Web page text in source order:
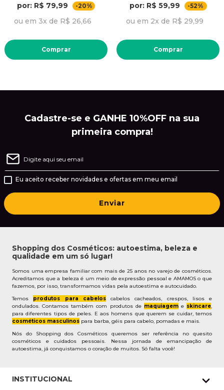
por: R$ 79,99
-20%
ou em 3x de R$ 26,66
Comprar
por: R$ 59,99
-52%
ou em 2x de R$ 29,99
Comprar
Cadastre-se e GANHE 10%OFF na sua
primeira compra!
Eu aceito receber novidades e ofertas em meu email
Enviar
Shopping dos Cosméticos: autoestima, beleza e
qualidade em um só lugar!
Somos uma empresa familiar com mais de 25 anos no varejo de cosméticos.
Acreditamos que a beleza é um meio de expressão pessoal e AMAMOS o que
fazemos, por isso, transformamos vidas pela autoestima e autocuidado.
Temos produtos para cabeloscabelos cacheados, crespos, lisos e
ondulados. Contamos também com produtos de maquiageme skincare,
para diferentes tipos de peles. E aos homens que querem se cuidar, temos
cosméticos masculinos para barba, géis para cabelo, pomadas e mais.
Nós do Shopping dos Cosméticos queremos ser referência no quesito
cosméticos e cuidados pessoais. Nessa jornada de emancipação de
autoestima, já conquistamos o coração de muitos. Só falta você!
INSTITUCIONAL